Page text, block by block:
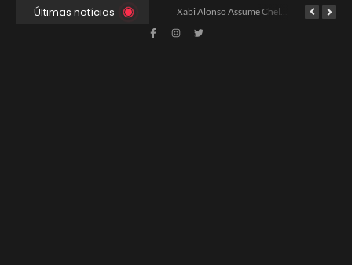
Últimas notíciasAncelotti Avalia Elenco Final para Convocação da Copa Xabi Alonso Assume Chelsea: Nova Estratégia Gerencial e Contrato Até 2030